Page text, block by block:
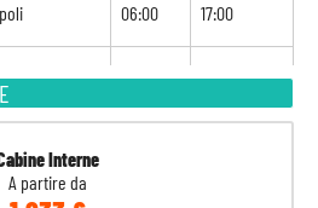
Interne
A partire da
06:00 17:00
09:00 20:00